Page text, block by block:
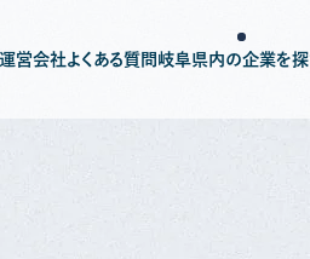
運営会社よくある質問 岐阜県内の企業を